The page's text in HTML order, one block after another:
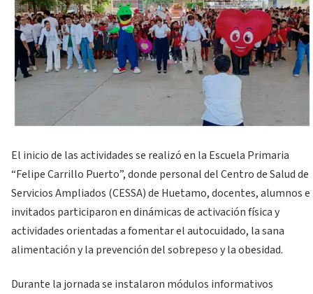
El inicio de las actividades se realizó en la Escuela Primaria
“Felipe Carrillo Puerto”, donde personal del Centro de Salud de
Servicios Ampliados (CESSA) de Huetamo, docentes, alumnos e
invitados participaron en dinámicas de activación física y
actividades orientadas a fomentar el autocuidado, la sana
alimentación y la prevención del sobrepeso y la obesidad.
Durante la jornada se instalaron módulos informativos